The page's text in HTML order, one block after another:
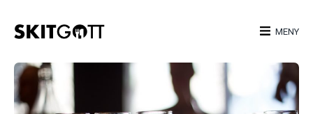
MENY